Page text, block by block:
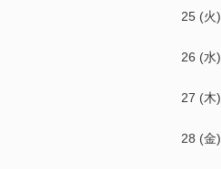
25 (火)
26 (水)
27 (木)
28 (金)